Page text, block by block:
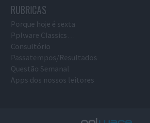
RUBRICAS
Porque hoje é sexta
Pplware Classics…
Consultório
Passatempos/Resultados
Questão Semanal
Apps dos nossos leitores